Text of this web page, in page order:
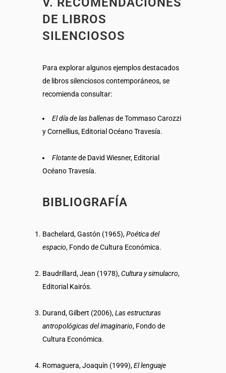
DE LIBROS
SILENCIOSOS
Para explorar algunos ejemplos destacados
de libros silenciosos contemporáneos, se
recomienda consultar:
El día de las ballenasde Tommaso Carozzi
y Cornellius, Editorial Océano Travesía.
Flotantede David Wiesner, Editorial
Océano Travesía.
BIBLIOGRAFÍA
Bachelard, Gastón (1965),Poética del
espacio, Fondo de Cultura Económica.
Baudrillard, Jean (1978),Cultura y simulacro,
Editorial Kairós.
Durand, Gilbert (2006),Las estructuras
antropológicas del imaginario, Fondo de
Cultura Económica.
Romaguera, Joaquín (1999),El lenguaje